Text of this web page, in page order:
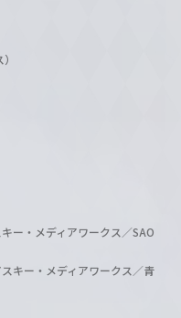
ー・メディアワークス／SAO
キー・メディアワークス／青